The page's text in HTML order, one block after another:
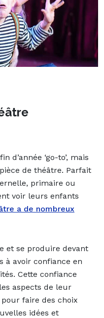
d’année ‘go-to’, mais
de théâtre. Parfait
primaire ou
voir leurs enfants
a de nombreux
et se produire devant
à avoir confiance en
Cette confiance
aspects de leur
pour faire des choix
idées et